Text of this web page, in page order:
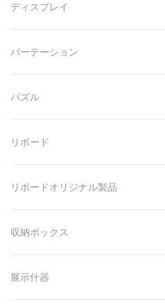
ディスプレイ
パーテーション
パズル
リボード
リボードオリジナル製品
収納ボックス
展示什器